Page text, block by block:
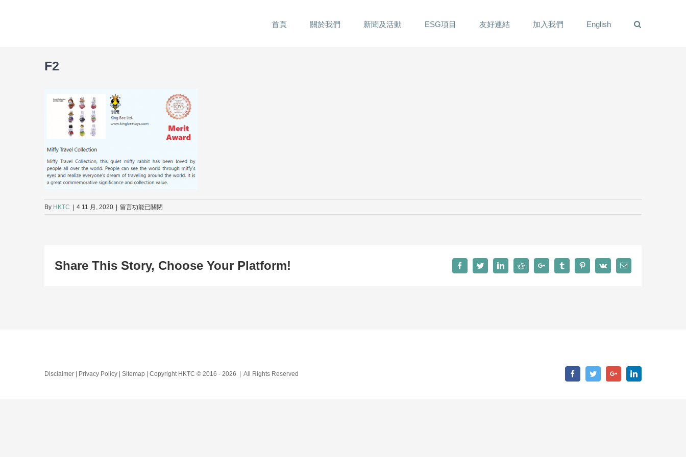
首頁 關於我們 新聞及活動 ESG項目 友好連結 加入我們 English
F2
By HKTC 4 11 月, 2020
在
留言功能已關閉
Share This Story, Choose Your Platform! FacebookTwitterLinkedInReddit Google+ Tumblr PinterestVk Email
Disclaimer | Privacy Policy | Sitemap | Copyright HKTC © 2016 - 2026 | All Rights Reserved FacebookTwitterGoogle+LinkedIn